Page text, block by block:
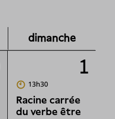
dimanche
1
13h30
Racine carrée
du verbe être